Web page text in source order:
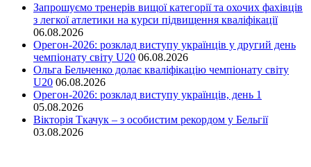
Запрошуємо тренерів вищої категорії та охочих фахівців
з легкої атлетики на курси підвищення кваліфікації
06.08.2026
Орегон-2026: розклад виступу українців у другий день
чемпіонату світу U20 06.08.2026
Ольга Бельченко долає кваліфікацію чемпіонату світу
U20 06.08.2026
Орегон-2026: розклад виступу українців, день 1
05.08.2026
Вікторія Ткачук – з особистим рекордом у Бельгії
03.08.2026